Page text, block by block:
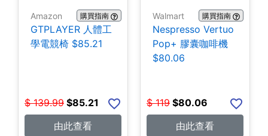
Amazon 購買指南
GTPLAYER 人體工
學電競椅 $85.21
$ 139.99 $85.21
由此查看
Walmart 購買指南
Nespresso Vertuo
Pop+ 膠囊咖啡機
$80.06
$ 119 $80.06
由此查看